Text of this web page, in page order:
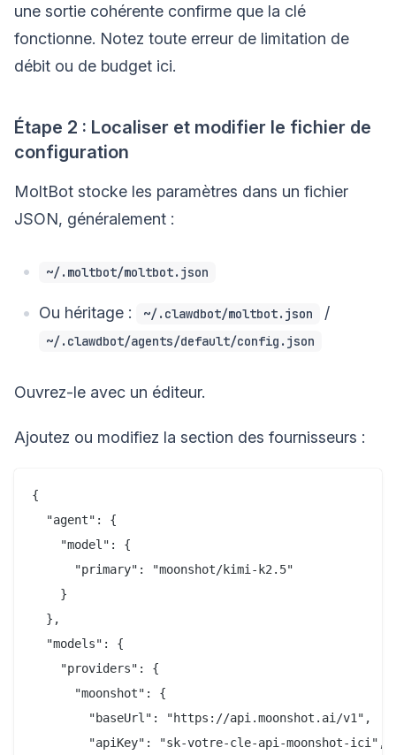
une sortie cohérente confirme que la clé
fonctionne. Notez toute erreur de limitation de
débit ou de budget ici.
Étape 2 : Localiser et modifier le fichier de
configuration
MoltBot stocke les paramètres dans un fichier
JSON, généralement :
~/.moltbot/moltbot.json
Ou héritage : ~/.clawdbot/moltbot.json /
~/.clawdbot/agents/default/config.json
Ouvrez-le avec un éditeur.
Ajoutez ou modifiez la section des fournisseurs :
{
  "agent": {
    "model": {
      "primary": "moonshot/kimi-k2.5"
    }
  },
  "models": {
    "providers": {
      "moonshot": {
        "baseUrl": "https://api.moonshot.ai/v1",
        "apiKey": "sk-votre-cle-api-moonshot-ici",